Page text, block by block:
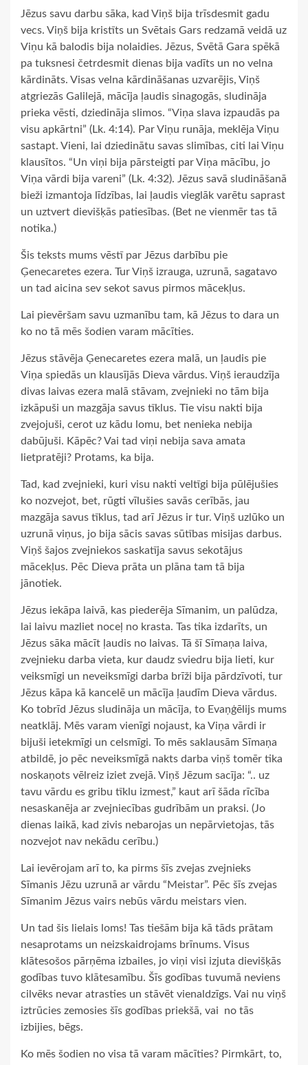
Jēzus savu darbu sāka, kad Viņš bija trīsdesmit gadu
vecs. Viņš bija kristīts un Svētais Gars redzamā veidā uz
Viņu kā balodis bija nolaidies. Jēzus, Svētā Gara spēkā
pa tuksnesi četrdesmit dienas bija vadīts un no velna
kārdināts. Visas velna kārdināšanas uzvarējis, Viņš
atgriezās Galilejā, mācīja ļaudis sinagogās, sludināja
prieka vēsti, dziedināja slimos. “Viņa slava izpaudās pa
visu apkārtni” (Lk. 4:14). Par Viņu runāja, meklēja Viņu
sastapt. Vieni, lai dziedinātu savas slimības, citi lai Viņu
klausītos. “Un viņi bija pārsteigti par Viņa mācību, jo
Viņa vārdi bija vareni” (Lk. 4:32). Jēzus savā sludināšanā
bieži izmantoja līdzības, lai ļaudis vieglāk varētu saprast
un uztvert dievišķās patiesības. (Bet ne vienmēr tas tā
notika.)
Šis teksts mums vēstī par Jēzus darbību pie
Ģenecaretes ezera. Tur Viņš izrauga, uzrunā, sagatavo
un tad aicina sev sekot savus pirmos mācekļus.
Lai pievēršam savu uzmanību tam, kā Jēzus to dara un
ko no tā mēs šodien varam mācīties.
Jēzus stāvēja Ģenecaretes ezera malā, un ļaudis pie
Viņa spiedās un klausījās Dieva vārdus. Viņš ieraudzīja
divas laivas ezera malā stāvam, zvejnieki no tām bija
izkāpuši un mazgāja savus tīklus. Tie visu nakti bija
zvejojuši, cerot uz kādu lomu, bet nenieka nebija
dabūjuši. Kāpēc? Vai tad viņi nebija sava amata
lietpratēji? Protams, ka bija.
Tad, kad zvejnieki, kuri visu nakti veltīgi bija pūlējušies
ko nozvejot, bet, rūgti vīlušies savās cerībās, jau
mazgāja savus tīklus, tad arī Jēzus ir tur. Viņš uzlūko un
uzrunā viņus, jo bija sācis savas sūtības misijas darbus.
Viņš šajos zvejniekos saskatīja savus sekotājus
mācekļus. Pēc Dieva prāta un plāna tam tā bija
jānotiek.
Jēzus iekāpa laivā, kas piederēja Sīmanim, un palūdza,
lai laivu mazliet noceļ no krasta. Tas tika izdarīts, un
Jēzus sāka mācīt ļaudis no laivas. Tā šī Sīmaņa laiva,
zvejnieku darba vieta, kur daudz sviedru bija lieti, kur
veiksmīgi un neveiksmīgi darba brīži bija pārdzīvoti, tur
Jēzus kāpa kā kancelē un mācīja ļaudīm Dieva vārdus.
Ko tobrīd Jēzus sludināja un mācīja, to Evaņģēlijs mums
neatklāj. Mēs varam vienīgi nojaust, ka Viņa vārdi ir
bijuši ietekmīgi un celsmīgi. To mēs saklausām Sīmaņa
atbildē, jo pēc neveiksmīgā nakts darba viņš tomēr tika
noskaņots vēlreiz iziet zvejā. Viņš Jēzum sacīja: “.. uz
tavu vārdu es gribu tīklu izmest,” kaut arī šāda rīcība
nesaskanēja ar zvejniecības gudrībām un praksi. (Jo
dienas laikā, kad zivis nebarojas un nepārvietojas, tās
nozvejot nav nekādu cerību.)
Lai ievērojam arī to, ka pirms šīs zvejas zvejnieks
Sīmanis Jēzu uzrunā ar vārdu “Meistar”. Pēc šīs zvejas
Sīmanim Jēzus vairs nebūs vārdu meistars vien.
Un tad šis lielais loms! Tas tiešām bija kā tāds prātam
nesaprotams un neizskaidrojams brīnums. Visus
klātesošos pārņēma izbailes, jo viņi visi izjuta dievišķās
godības tuvo klātesamību. Šīs godības tuvumā neviens
cilvēks nevar atrasties un stāvēt vienaldzīgs. Vai nu viņš
iztrūcies zemosies šīs godības priekšā, vai ­ no tās
izbijies, bēgs.
Ko mēs šodien no visa tā varam mācīties? Pirmkārt, to,